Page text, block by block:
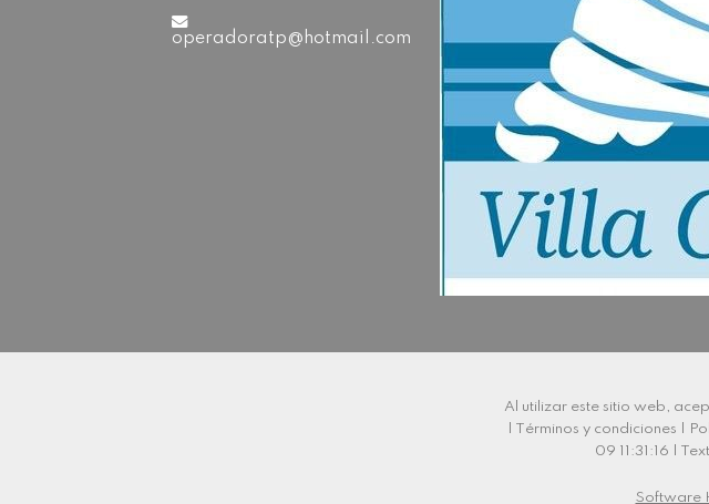
operadoratp@hotmail.com
Al utilizar este sitio web,
Términos y condiciones
09 11:31:16 |
Software